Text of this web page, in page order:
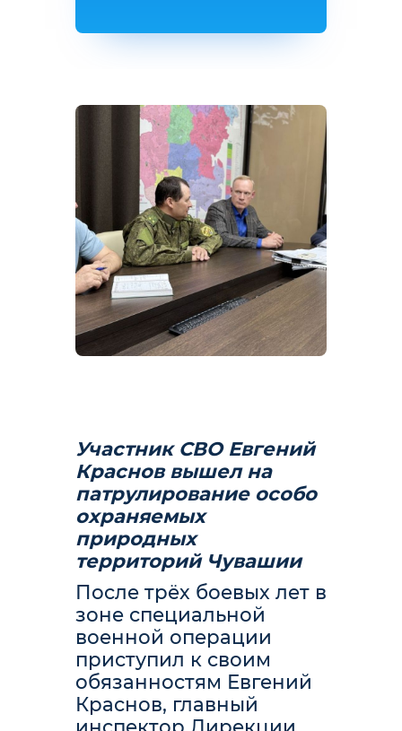
Участник СВО Евгений
Краснов вышел на
патрулирование особо
охраняемых
природных
территорий Чувашии
После трёх боевых лет в
зоне специальной
военной операции
приступил к своим
обязанностям Евгений
Краснов, главный